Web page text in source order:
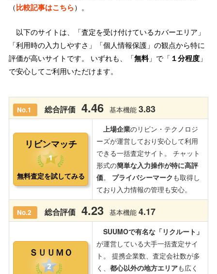
（比較記事はこちら）。
以下のサイトは、「査定を受け付けているカバーエリア」
「利用時の入力しやすさ」「個人情報保護」の観点から特に
評価が高いサイトです。 いずれも、「無料」で「 １分程度 」
で安心してご利用いただけます。